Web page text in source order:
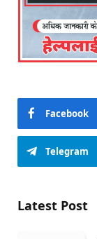
Facebook
Telegram
Latest Post